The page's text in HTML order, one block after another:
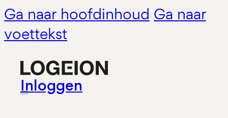
Ga naar hoofdinhoud Ga naar
voettekst
Inloggen